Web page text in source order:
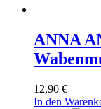
ANNA
12,90 €
In den